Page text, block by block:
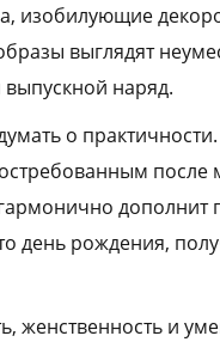
изобилующие
выглядят
наряд.
о
после
дополнит
день рождения,
женственность и